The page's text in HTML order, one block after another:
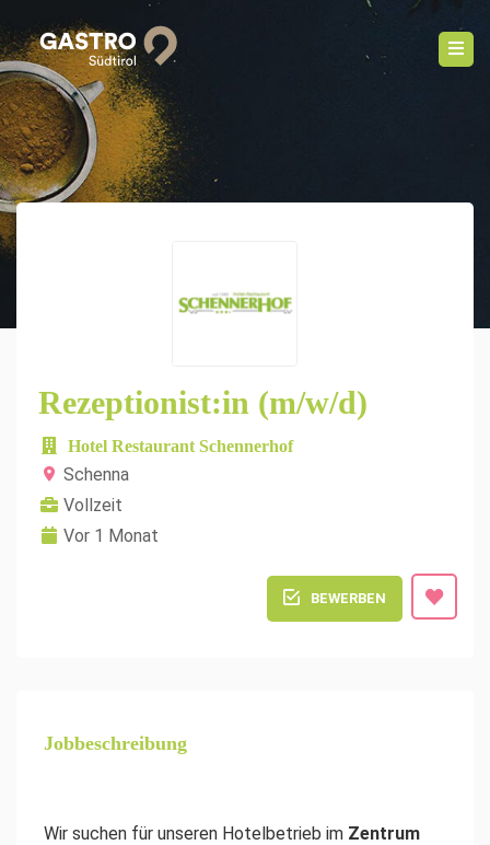
Rezeptionist:in (m/w/d)
Hotel Restaurant Schennerhof
Schenna
Vollzeit
Vor 1 Monat
BEWERBEN
Jobbeschreibung
Wir suchen für unseren Hotelbetrieb im Zentrum